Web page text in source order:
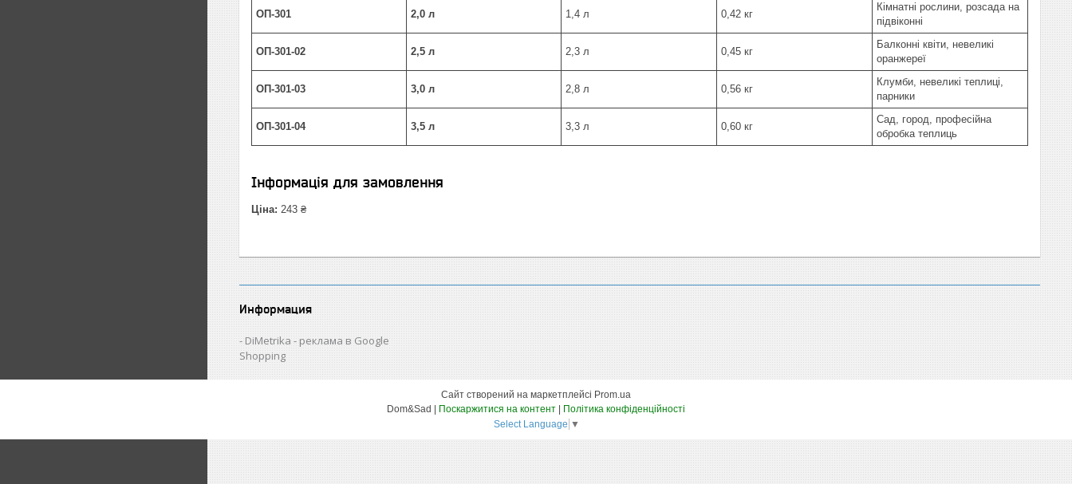
ОП-301 2,0 л 1,4 л 0,42 кг
Кімнатні рослини, розсада на
підвіконні
ОП-301-02 2,5 л 2,3 л 0,45 кг
Балконні квіти, невеликі
оранжереї
ОП-301-03 3,0 л 2,8 л 0,56 кг
Клумби, невеликі теплиці,
парники
ОП-301-04 3,5 л 3,3 л 0,60 кг
Сад, город, професійна
обробка теплиць
Інформація для замовлення
Ціна: 243 ₴
Информация
DiMetrika - реклама в Google
Shopping
Сайт створений на маркетплейсі Prom.ua
Поскаржитися на контент
Політика конфіденційності
Select Language ▼